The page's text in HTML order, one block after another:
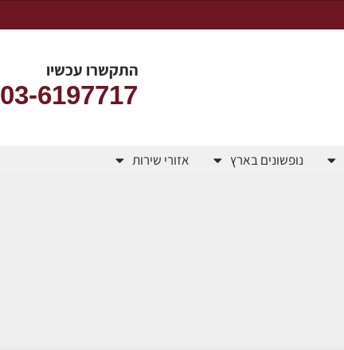
התקשרו עכשיו
03-6197717
נופשונים בארץ אזורי שירות